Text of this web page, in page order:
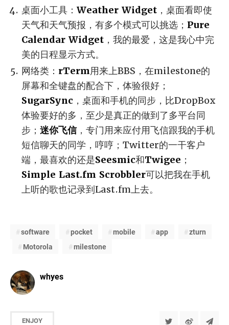
桌面小工具： Weather Widget ，桌面看即使
天气和天气预报，有多个模式可以挑选； Pure
Calendar Widget ，我的最爱，这是我心中完
美的日程显示方式。
网络类： rTerm用来上BBS，在milestone的
屏幕和全键盘的配合下，体验很好；
SugarSync ，桌面和手机的同步，比DropBox
体验要好的多，至少是真正的做到了多平台同
步； 迷你飞信，专门用来应付用飞信跟我的手机
短信聊天的同学，哼哼；Twitter的一干客户
端，最喜欢的还是Seesmic和Twigee ；
Simple Last.fm Scrobbler可以把我在手机
上听的歌也记录到Last.fm上去。
software pocket mobile app
zturn
Motorola
milestone
whyes
ENJOY